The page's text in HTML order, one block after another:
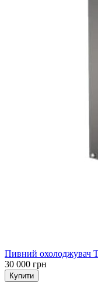
Пивний охолоджувач
30 000 грн
Купити